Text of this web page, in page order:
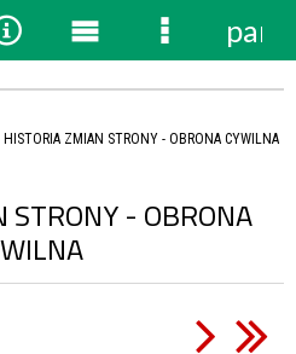
HISTORIA ZMIAN STRONY - OBRONA CYWILNA
- OBRONA
Menu
główne
Menu